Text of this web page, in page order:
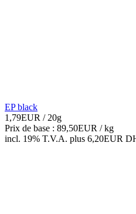
EP black
1,79EUR / 20g
Prix de base : 89,50EUR /kg
incl. 19% T.V.A. plus 6,20EUR